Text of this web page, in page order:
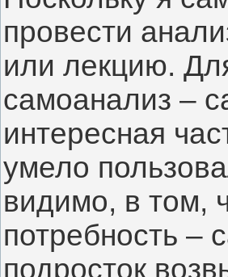
провести
или лекцию.
самоанализ –
интересная
умело
видимо, в том,
потребность –
подросток